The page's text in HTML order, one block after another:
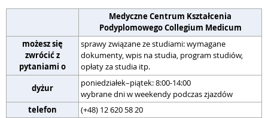
Medyczne Centrum Kształcenia
Podyplomowego Collegium Medicum
możesz się
zwrócić z
pytaniami o
sprawy związane ze studiami: wymagane
dokumenty, wpis na studia, program studiów,
opłaty za studia itp.
dyżur
poniedziałek–piątek: 8:00-14:00
wybrane dni w weekendy podczas zjazdów
telefon
(+48) 12 620 58 20